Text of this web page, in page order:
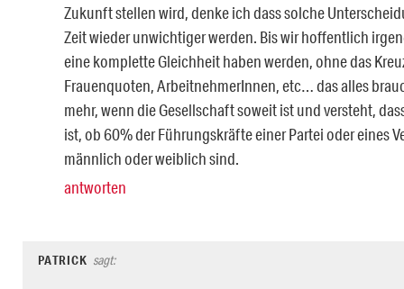
Zukunft stellen wird, denke ich dass solche
Zeit wieder unwichtiger werden. Bis wir hoffentlich
eine komplette Gleichheit haben werden, ohne das
Frauenquoten, ArbeitnehmerInnen, etc… das alles
mehr, wenn die Gesellschaft soweit ist und versteht,
ist, ob 60% der Führungskräfte einer Partei oder eines
männlich oder weiblich sind.
antworten
PATRICK sagt: